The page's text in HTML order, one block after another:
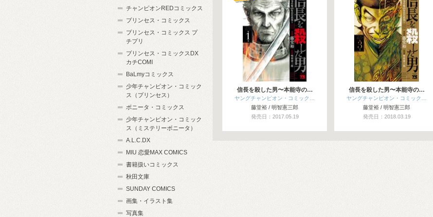
信長を殺した男〜本能寺の…
ヤングチャンピオン・コミック…
藤堂裕 / 明智憲三郎
発売日：2017.05.19
信長を殺した男〜本能寺の…
ヤングチャンピオン・コミック…
藤堂裕 / 明智憲三郎
発売日：2018.03.19
チャンピオンREDコミックス
プリンセス・コミックス
プリンセス・コミックス プ
チプリ
プリンセス・コミックスDX
カチCOMI
BaLmyコミックス
少年チャンピオン・コミック
ス（プリンセス）
ボニータ・コミックス
少年チャンピオン・コミック
ス（ミステリーボニータ）
A.L.C.DX
MIU 恋愛MAX COMICS
書籍扱いコミックス
秋田文庫
SUNDAY COMICS
画集・イラスト集
写真集